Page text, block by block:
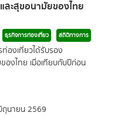
ละสุขอนามัยของไทย
ธุรกิจการท่องเที่ยว สถิติทางการ
องเที่ยวได้รับรอง
องไทย เมื่อเทียบกับปีก่อน
นายน 2569